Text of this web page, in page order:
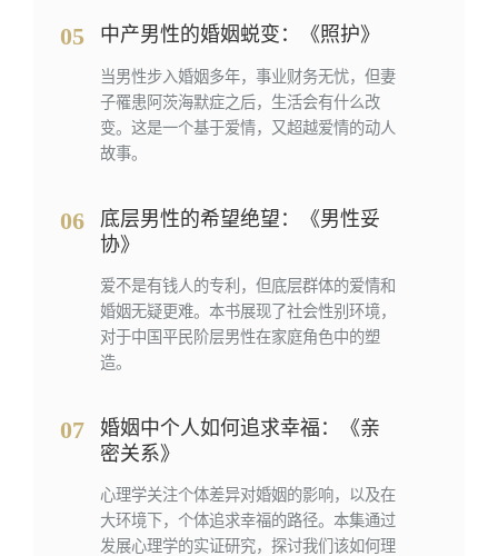
05 中产男性的婚姻蜕变：《照护》
当男性步入婚姻多年，事业财务无忧，但妻
子罹患阿茨海默症之后，生活会有什么改
变。这是一个基于爱情，又超越爱情的动人
故事。
06
底层男性的希望绝望：《男性妥
协》
爱不是有钱人的专利，但底层群体的爱情和
婚姻无疑更难。本书展现了社会性别环境，
对于中国平民阶层男性在家庭角色中的塑
造。
07
婚姻中个人如何追求幸福：《亲
密关系》
心理学关注个体差异对婚姻的影响，以及在
大环境下，个体追求幸福的路径。本集通过
发展心理学的实证研究，探讨我们该如何理